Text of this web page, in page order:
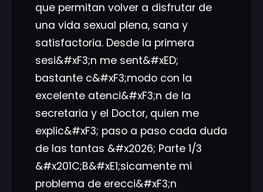
que permitan volver a disfrutar de
una vida sexual plena, sana y
satisfactoria. Desde la primera
sesi&#xF3;n me sent&#xED;
bastante c&#xF3;modo con la
excelente atenci&#xF3;n de la
secretaria y el Doctor, quien me
explic&#xF3; paso a paso cada duda
de las tantas &#x2026; Parte 1/3
&#x201C;B&#xE1;sicamente mi
problema de erecci&#xF3;n